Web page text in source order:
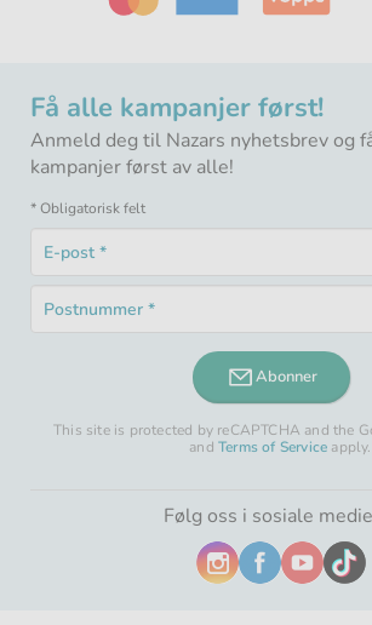
Få alle kampanjer først!
Anmeld deg til Nazars nyhetsbrev og
kampanjer først av alle!
* Obligatorisk felt
E-
post
felt
Postnummer
Obligatorisk
Abonner
This site is protected by reCAPTCHA and the
andTerms of Service apply.
Følg oss i sosiale